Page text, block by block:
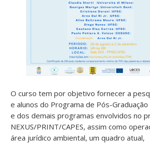
O curso tem por objetivo fornecer a
e alunos do Programa de Pós-
e dos demais programas envolvidos no
NEXUS/PRINT/CAPES, assim como
área jurídico ambiental, um quadro atual,